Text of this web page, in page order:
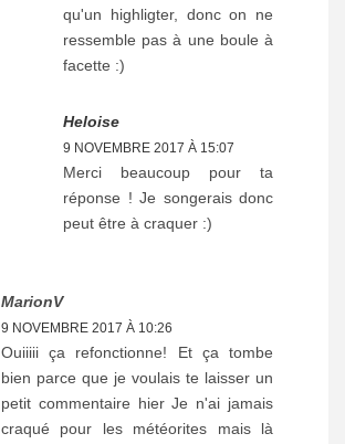
qu'un highligter, donc on ne
ressemble pas à une boule à
facette :)
Heloise
9 NOVEMBRE 2017 À 15:07
Merci beaucoup pour ta
réponse ! Je songerais donc
peut être à craquer :)
MarionV
9 NOVEMBRE 2017 À 10:26
Ouiiiii ça refonctionne! Et ça tombe
bien parce que je voulais te laisser un
petit commentaire hier Je n'ai jamais
craqué pour les météorites mais là